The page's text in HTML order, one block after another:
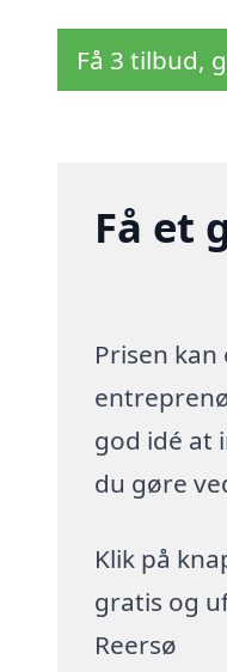
Få 3 tilbud,
Få et
Prisen
god idé at
du gøre
Klik på
gratis og
Reersø